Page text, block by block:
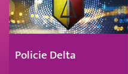
Policie Delta